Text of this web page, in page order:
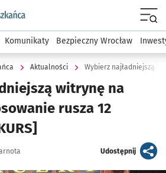
podserwis: Dla mieszkańca
Komunikaty Bezpieczny Wrocław
Aktualności
witrynę na
rusza 12
Udostępnijartykuł